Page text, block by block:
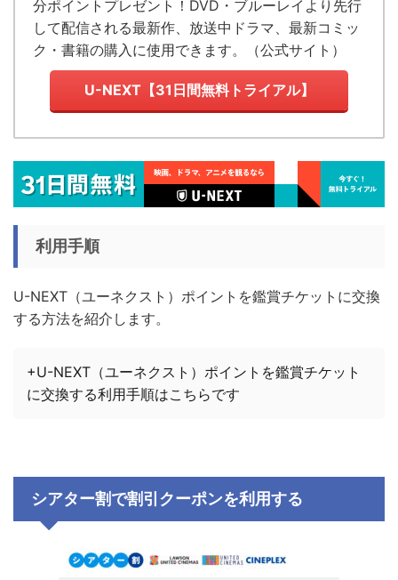
分ポイントプレゼント！DVD・ブルーレイより先行
して配信される最新作、放送中ドラマ、最新コミッ
ク・書籍の購入に使用できます。（公式サイト ）
U-NEXT【31日間無料トライアル】
利用手順
U-NEXT（ユーネクスト）ポイントを鑑賞チケットに交換
する方法を紹介します。
+U-NEXT（ユーネクスト）ポイントを鑑賞チケット
に交換する利用手順はこちらです
シアター割で割引クーポンを利用する